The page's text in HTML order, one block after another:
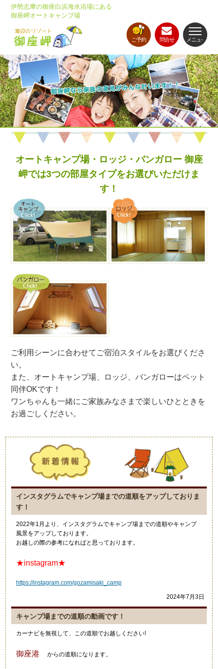
伊勢志摩の御座白浜海水浴場にある
御座岬オートキャンプ場
問合せ
ご予約 メニュ-
オートキャンプ場・ロッジ・バンガロー 御座
岬では3つの部屋タイプをお選びいただけま
す！
ご利用シーンに合わせてご宿泊スタイルをお選びくださ
い。
また、オートキャンプ場、ロッジ、バンガローはペット
同伴OKです！
ワンちゃんも一緒にご家族みなさまで楽しいひとときを
お過ごしください。
インスタグラムでキャンプ場までの道順をアップしておりま
す！
2022年1月より、インスタグラムでキャンプ場までの道順やキャンプ
風景をアップしております。
お越しの際の参考になればと思っております。
★instagram★
https://instagram.com/gozamisaki_camp
2024年7月3日
キャンプ場までの道順の動画です！
カーナビを無視して、この道順でお越しください!
御座港 からの道順になります。